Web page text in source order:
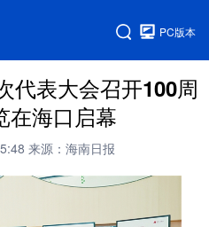
PC版本
代表大会召开100周
在海口启幕
来源：海南日报